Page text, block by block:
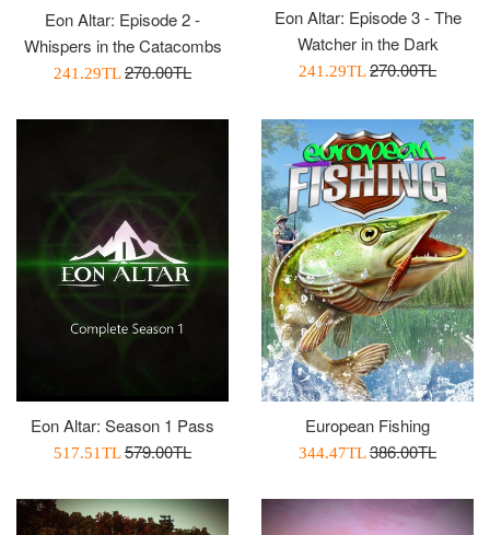
Eon Altar: Episode 2 -
Whispers in the Catacombs
İndirimli
241.29TLNormal
270.00TL
Eon Altar: Episode 3 - The
Watcher in the Dark
İndirimli
241.29TLNormal
270.00TL
Eon Altar: Season 1 Pass
İndirimli
517.51TLNormal
579.00TL
European Fishing
İndirimli
344.47TLNormal
386.00TL